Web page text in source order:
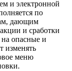
и электронной
по
дающим
и сработки
на опасные и
изменять
меню